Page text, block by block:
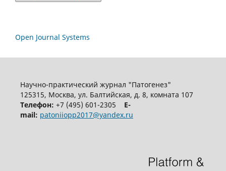
Open Journal Systems
Научно-практический журнал "Патогенез"
125315, Москва, ул. Балтийская, д. 8, комната 107
Телефон: +7 (495) 601-2305 E-
mail: patoniiopp2017@yandex.ru